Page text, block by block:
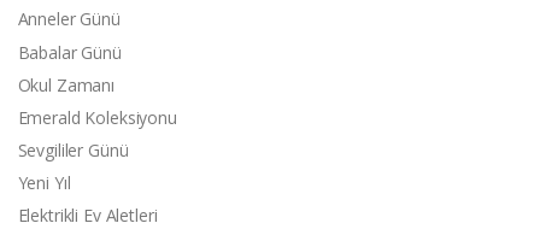
Anneler Günü
Babalar Günü
Okul Zamanı
Emerald Koleksiyonu
Sevgililer Günü
Yeni Yıl
Elektrikli Ev Aletleri